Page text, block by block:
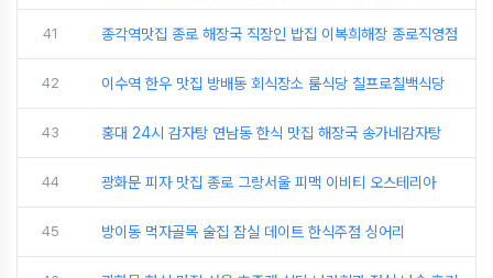
41 종각역맛집 종로 해장국 직장인 밥집 이복희해장 종로직영점
42 이수역 한우 맛집 방배동 회식장소 룸식당 칠프로칠백식당
43 홍대 24시 감자탕 연남동 한식 맛집 해장국 송가네감자탕
44 광화문 피자 맛집 종로 그랑서울 피맥 이비티 오스테리아
45 방이동 먹자골목 술집 잠실 데이트 한식주점 싱어리